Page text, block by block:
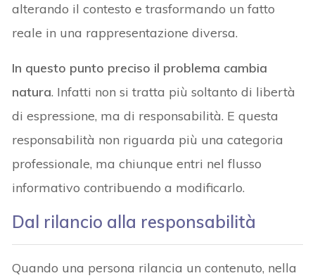
alterando il contesto e trasformando un fatto
reale in una rappresentazione diversa.
In questo punto preciso il problema cambia
natura. Infatti non si tratta più soltanto di libertà
di espressione, ma di responsabilità. E questa
responsabilità non riguarda più una categoria
professionale, ma chiunque entri nel flusso
informativo contribuendo a modificarlo.
Dal rilancio alla responsabilità
Quando una persona rilancia un contenuto, nella